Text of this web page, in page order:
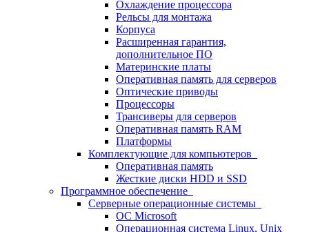
Охлаждение процессора
Рельсы для монтажа
Корпуса
Расширенная гарантия,
дополнительное ПО
Материнские платы
Оперативная память для серверов
Оптические приводы
Процессоры
Трансиверы для серверов
Оперативная память RAM
Платформы
Комплектующие для компьютеров
Оперативная память
Жесткие диски HDD и SSD
Программное обеспечение
Серверные операционные системы
ОС Microsoft
Операционная система Linux, Unix